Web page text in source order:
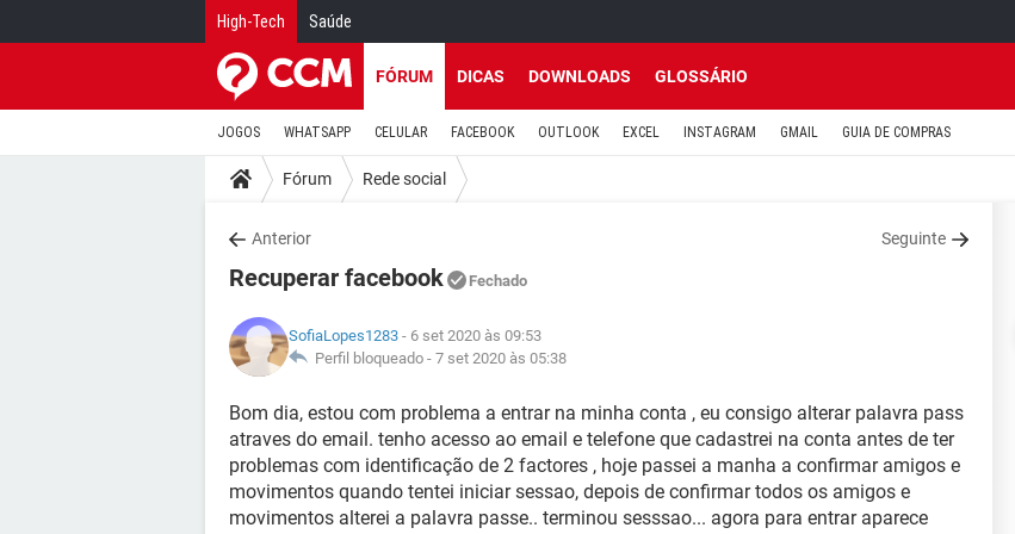
High-Tech Saúde
FÓRUM DICAS DOWNLOADS GLOSSÁRIO
JOGOS WHATSAPP CELULAR FACEBOOK OUTLOOK EXCEL INSTAGRAM GMAIL GUIA DE COMPRAS
Fórum Rede social
Anterior Seguinte
Recuperar facebook Fechado
SofiaLopes1283 - 6 set 2020 às 09:53
Perfil bloqueado - 7 set 2020 às 05:38
Bom dia, estou com problema a entrar na minha conta , eu consigo alterar palavra pass
atraves do email. tenho acesso ao email e telefone que cadastrei na conta antes de ter
problemas com identificação de 2 factores , hoje passei a manha a confirmar amigos e
movimentos quando tentei iniciar sessao, depois de confirmar todos os amigos e
movimentos alterei a palavra passe.. terminou sesssao... agora para entrar aparece